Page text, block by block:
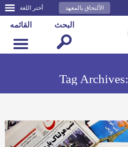
أختر اللغة الألتحاق بالمعهد
القائمه البحث
Tag Archives: